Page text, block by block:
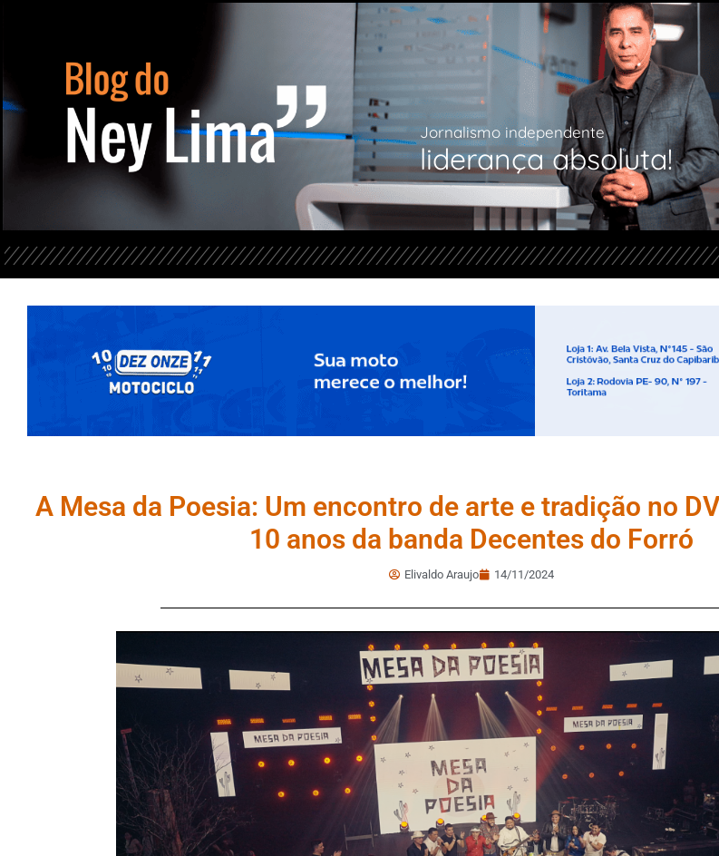
Jornalismo independente
liderança absoluta!
A Mesa da Poesia: Um encontro de arte e tradição no
10 anos da banda Decentes do Forró
Elivaldo Araujo 14/11/2024